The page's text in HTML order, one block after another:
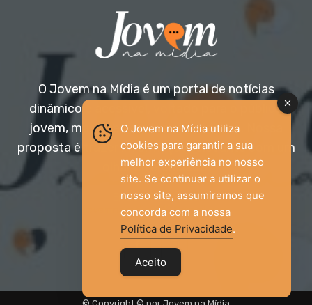
O Jovem na Mídia é um portal de notícias
dinâmico e acessível, voltado para o público
jovem, mas aberto a todas as idades. Nossa
proposta é trazer informação relevante com um
olhar diferenciado.
Entre em contato:
jovemnamidia2017@gmail.com
O Jovem na Mídia utiliza
cookies para garantir a sua
melhor experiência no nosso
site. Se continuar a utilizar o
nosso site, assumiremos que
concorda com a nossa
Política de Privacidade.
Aceito